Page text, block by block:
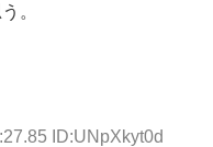
。
ID:UNpXkyt0d